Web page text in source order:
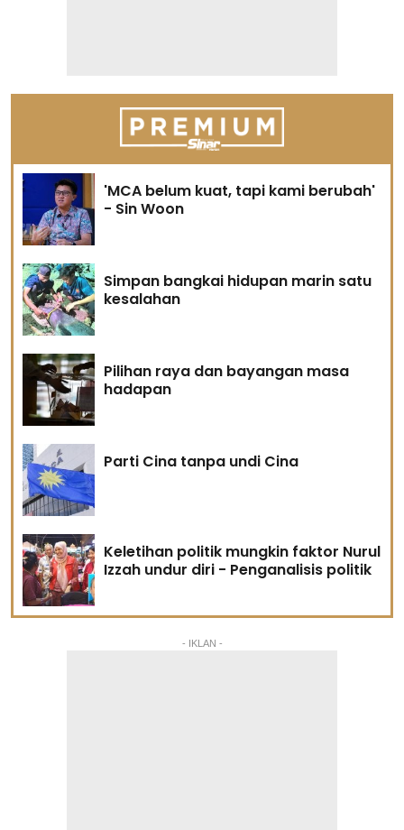
'MCA belum kuat, tapi kami berubah'
- Sin Woon
Simpan bangkai hidupan marin satu
kesalahan
Pilihan raya dan bayangan masa
hadapan
Parti Cina tanpa undi Cina
Keletihan politik mungkin faktor Nurul
Izzah undur diri - Penganalisis politik
- IKLAN -